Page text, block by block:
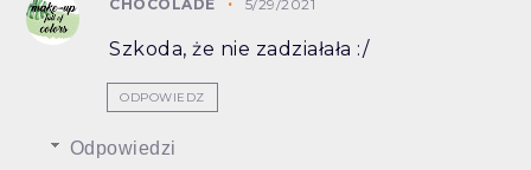
CHOCOLADE 5/29/2021
Szkoda, że nie zadziałała :/
ODPOWIEDZ
Odpowiedzi